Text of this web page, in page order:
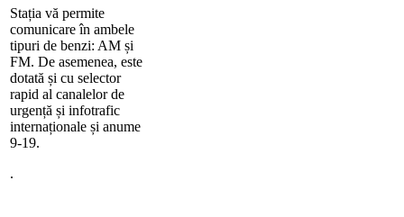
Stația vă permite
comunicare în ambele
tipuri de benzi: AM și
FM. De asemenea, este
dotată și cu selector
rapid al canalelor de
urgență și infotrafic
internaționale și anume
9-19.
.